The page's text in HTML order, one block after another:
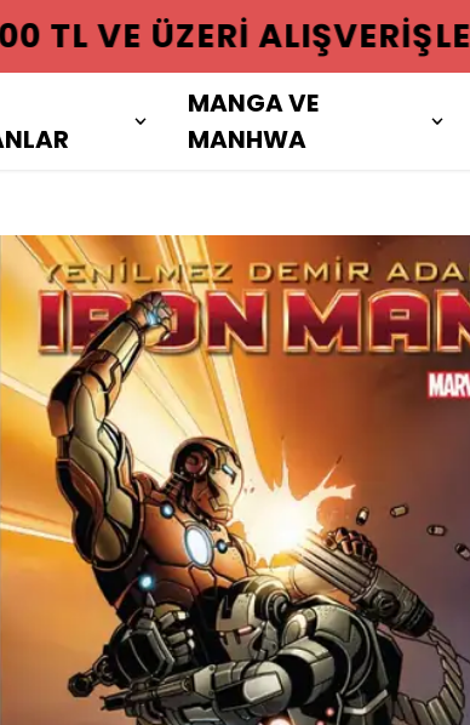
TL VE ÜZERI
MANGA VE
MANHWA